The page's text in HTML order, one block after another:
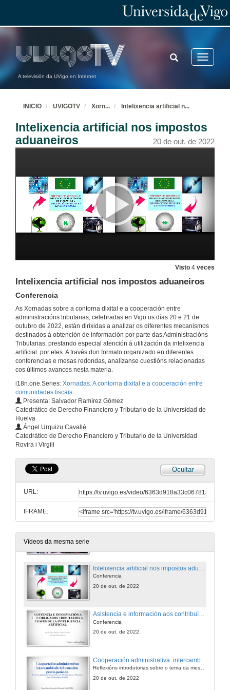
A televisión da UVigo en Internet
Toggle
TOGGLE
SEARCH
INICIO UVIGOTV Xorn... Intelixencia artificial n...
Intelixencia artificial nos impostos
aduaneiros
20 de out. de 2022
Visto 4 veces
Intelixencia artificial nos impostos aduaneiros
Conferencia
As Xornadas sobre a contorna dixital e a cooperación entre
administracións tributarias, celebradas en Vigo os días 20 e 21 de
outubro de 2022, están dirixidas a analizar os diferentes mecanismos
destinados á obtención de información por parte das Administracións
Tributarias, prestando especial atención á utilización da intelixencia
artificial. por eles. A través dun formato organizado en diferentes
conferencias e mesas redondas, analízanse cuestións relacionadas
cos últimos avances nesta materia.
i18n.one.Series: Xornadas. A contorna dixital e a cooperación entre
comunidades fiscais
Presenta: Salvador Ramírez Gómez
Catedrático de Derecho Financiero y Tributario de la Universidad de
Huelva
Ángel Urquizu Cavallé
Catedrático de Derecho Financiero y Tributario de la Universidad
Rovira i Virgili
Ocultar
URL:
IFRAME:
Vídeos da mesma serie
Inauguración
20 de out. de 2022
Procedementos fiscais e intelixencia artificial
20 de out. de 2022
O procedemento de inspección. A selección dos obrigados tributarios
Conferencia
20 de out. de 2022
Notificación electrónica obrigatoria e os dereitos e garantías do contribuíntes
Conferencia
20 de out. de 2022
Asistencia e información aos contribuíntes mediante intelixencia artificial
Conferencia
20 de out. de 2022
Reflexións introdutorias sobre o tema da mesa redonda
20 de out. de 2022